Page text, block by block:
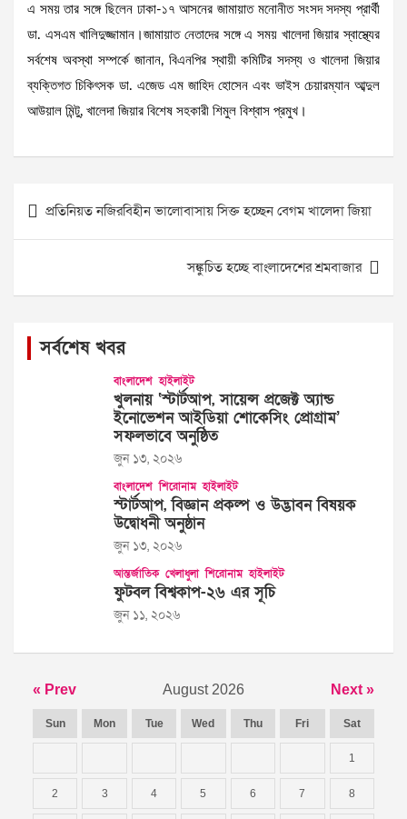
এ সময় তার সঙ্গে ছিলেন ঢাকা-১৭ আসনের জামায়াত মনোনীত সংসদ সদস্য প্রার্থী
ডা. এসএম খালিদুজ্জামান।জামায়াত নেতাদের সঙ্গে এ সময় খালেদা জিয়ার স্বাস্থ্যের
সর্বশেষ অবস্থা সম্পর্কে জানান, বিএনপির স্থায়ী কমিটির সদস্য ও খালেদা জিয়ার
ব্যক্তিগত চিকিৎসক ডা. এজেড এম জাহিদ হোসেন এবং ভাইস চেয়ারম্যান আব্দুল
আউয়াল মিন্টু, খালেদা জিয়ার বিশেষ সহকারী শিমুল বিশ্বাস প্রমুখ।
Post
navigation
প্রতিনিয়ত নজিরবিহীন ভালোবাসায় সিক্ত হচ্ছেন বেগম খালেদা জিয়া
সঙ্কুচিত হচ্ছে বাংলাদেশের শ্রমবাজার
সর্বশেষ খবর
বাংলাদেশ হাইলাইট
খুলনায় ‘স্টার্টআপ, সায়েন্স প্রজেক্ট অ্যান্ড
ইনোভেশন আইডিয়া শোকেসিং প্রোগ্রাম’
সফলভাবে অনুষ্ঠিত
জুন ১৩, ২০২৬
বাংলাদেশ শিরোনাম হাইলাইট
স্টার্টআপ, বিজ্ঞান প্রকল্প ও উদ্ভাবন বিষয়ক
উদ্বোধনী অনুষ্ঠান
জুন ১৩, ২০২৬
আন্তর্জাতিক খেলাধুলা শিরোনাম হাইলাইট
ফুটবল বিশ্বকাপ-২৬ এর সূচি
জুন ১১, ২০২৬
« Prev August 2026 Next »
Sun Mon Tue Wed Thu Fri Sat
1
2 3 4 5 6 7 8